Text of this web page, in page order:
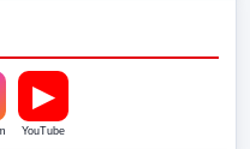
▶
YouTube